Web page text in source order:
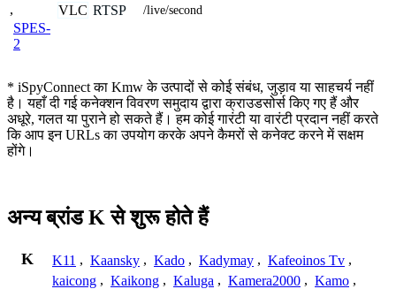
,
SPES-
2
VLC RTSP /live/second
* iSpyConnect का Kmw के उत्पादों से कोई संबंध, जुड़ाव या साहचर्य नहीं
है। यहाँ दी गई कनेक्शन विवरण समुदाय द्वारा क्राउडसोर्स किए गए हैं और
अधूरे, गलत या पुराने हो सकते हैं। हम कोई गारंटी या वारंटी प्रदान नहीं करते
कि आप इन URLs का उपयोग करके अपने कैमरों से कनेक्ट करने में सक्षम
होंगे।
अन्य ब्रांड K से शुरू होते हैं
K K11 , Kaansky , Kado , Kadymay , Kafeoinos Tv ,
kaicong , Kaikong , Kaluga , Kamera2000 , Kamo ,